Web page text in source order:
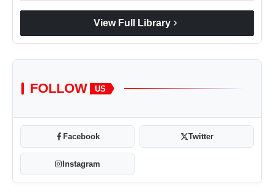
View Full Library chevron_right
FOLLOW US
Facebook Twitter
Instagram